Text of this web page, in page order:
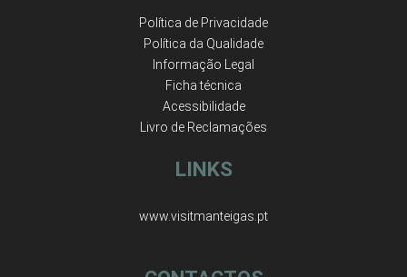
Política de Privacidade
Política da Qualidade
Informação Legal
Ficha técnica
Acessibilidade
Livro de Reclamações
LINKS
www.visitmanteigas.pt